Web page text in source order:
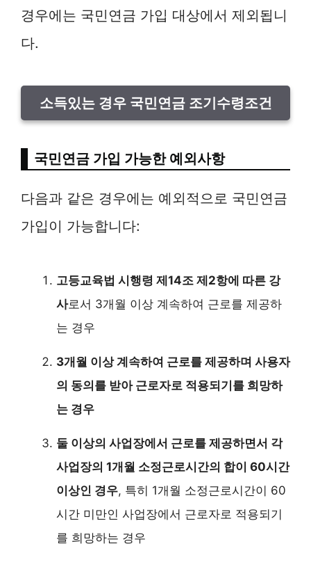
경우에는 국민연금 가입 대상에서 제외됩니
다.
소득있는 경우 국민연금 조기수령조건
국민연금 가입 가능한 예외사항
다음과 같은 경우에는 예외적으로 국민연금
가입이 가능합니다:
고등교육법 시행령 제14조 제2항에 따른 강
사로서 3개월 이상 계속하여 근로를 제공하
는 경우
3개월 이상 계속하여 근로를 제공하며 사용자
의 동의를 받아 근로자로 적용되기를 희망하
는 경우
둘 이상의 사업장에서 근로를 제공하면서 각
사업장의 1개월 소정근로시간의 합이 60시간
이상인 경우, 특히 1개월 소정근로시간이 60
시간 미만인 사업장에서 근로자로 적용되기
를 희망하는 경우